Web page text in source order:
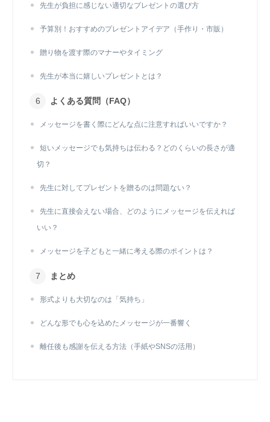
先生が負担に感じない適切なプレゼントの選び方
予算別！おすすめのプレゼントアイデア（手作り・市販）
贈り物を渡す際のマナーやタイミング
先生が本当に嬉しいプレゼントとは？
よくある質問（FAQ）
メッセージを書く際にどんな点に注意すればいいですか？
短いメッセージでも気持ちは伝わる？どのくらいの長さが適
切？
先生に対してプレゼントを贈るのは問題ない？
先生に直接会えない場合、どのようにメッセージを伝えれば
いい？
メッセージを子どもと一緒に考える際のポイントは？
まとめ
形式よりも大切なのは「気持ち」
どんな形でも心を込めたメッセージが一番響く
離任後も感謝を伝える方法（手紙やSNSの活用）